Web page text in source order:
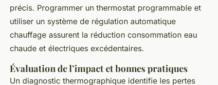
précis. Programmer un thermostat programmable et
utiliser un système de régulation automatique
chauffage assurent la réduction consommation eau
chaude et électriques excédentaires.
Évaluation de l’impact et bonnes pratiques
Un diagnostic thermographique identifie les pertes